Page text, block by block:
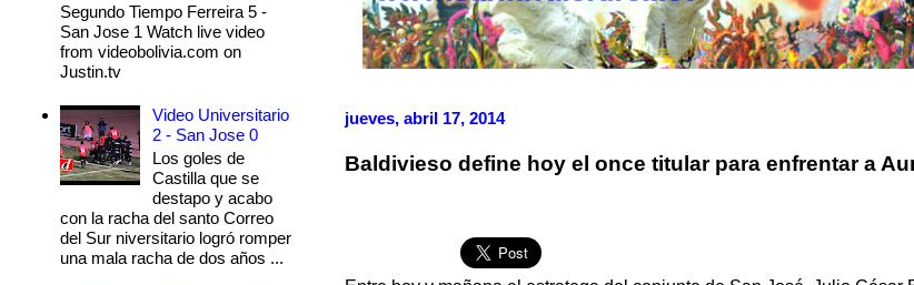
jueves, abril 17, 2014
Baldivieso define hoy el once titular para enfrentar a
Segundo Tiempo Ferreira 5 -
San Jose 1 Watch live video
from videobolivia.com on
Justin.tv
Video Universitario
2 - San Jose 0
Los goles de
Castilla que se
destapo y acabo
con la racha del santo Correo
del Sur niversitario logró romper
una mala racha de dos años ...